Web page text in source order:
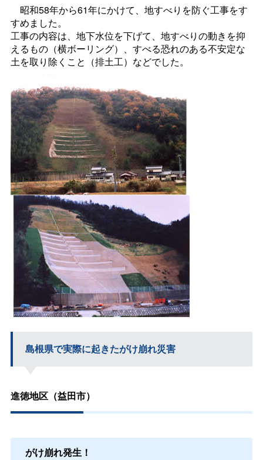
昭和58年から61年にかけて、地すべりを防ぐ工事をす
すめました。
工事の内容は、地下水位を下げて、地すべりの動きを抑
えるもの（横ボーリング）、すべる恐れのある不安定な
土を取り除くこと（排土工）などでした。
島根県で実際に起きたがけ崩れ災害
進徳地区（益田市）
がけ崩れ発生！